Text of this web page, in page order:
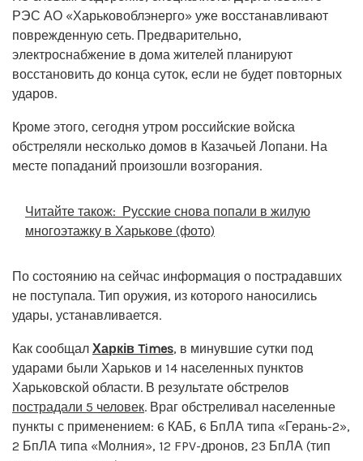
РЭС АО «Харьковоблэнерго» уже восстанавливают
поврежденную сеть. Предварительно,
электроснабжение в дома жителей планируют
восстановить до конца суток, если не будет повторных
ударов.
Кроме этого, сегодня утром российские войска
обстреляли несколько домов в Казачьей Лопани. На
месте попаданий произошли возгорания.
Читайте також: Русские снова попали в жилую
многоэтажку в Харькове (фото)
По состоянию на сейчас информация о пострадавших
не поступала. Тип оружия, из которого наносились
удары, устанавливается.
Как сообщал Харків Times, в минувшие сутки под
ударами были Харьков и 14 населенных пунктов
Харьковской области. В результате обстрелов
пострадали 5 человек. Враг обстреливал населенные
пункты с применением: 6 КАБ, 6 БпЛА типа «Герань-2»,
2 БпЛА типа «Молния», 12 FPV-дронов, 23 БпЛА (тип